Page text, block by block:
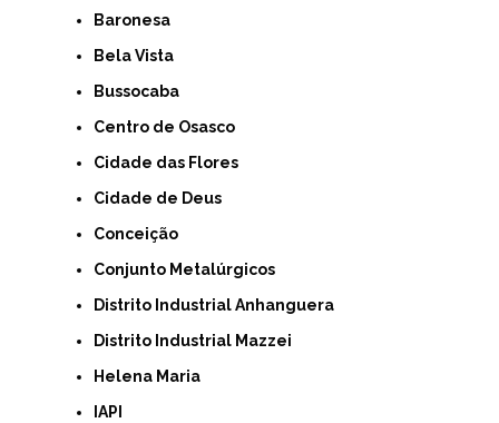
Baronesa
Bela Vista
Bussocaba
Centro de Osasco
Cidade das Flores
Cidade de Deus
Conceição
Conjunto Metalúrgicos
Distrito Industrial Anhanguera
Distrito Industrial Mazzei
Helena Maria
IAPI